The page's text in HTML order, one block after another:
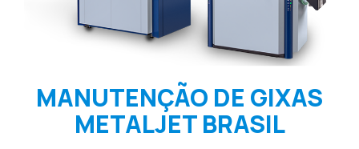
MANUTENÇÃO DE GIXAS
METALJET BRASIL